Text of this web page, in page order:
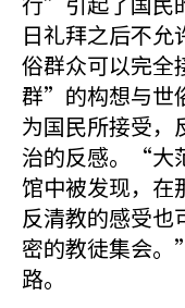
日礼拜之后不允
俗群众可以完
群”的构想与世
为国民所接受，
治的反感。“大
馆中被发现，在
反清教的感受也
密的教徒集会
路。